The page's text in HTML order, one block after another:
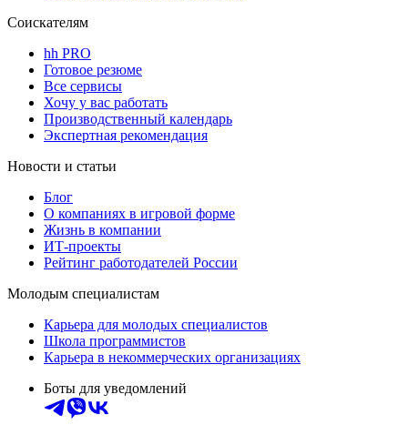
Соискателям
hh PRO
Готовое резюме
Все сервисы
Хочу у вас работать
Производственный календарь
Экспертная рекомендация
Новости и статьи
Блог
О компаниях в игровой форме
Жизнь в компании
ИТ-проекты
Рейтинг работодателей России
Молодым специалистам
Карьера для молодых специалистов
Школа программистов
Карьера в некоммерческих организациях
Боты для уведомлений